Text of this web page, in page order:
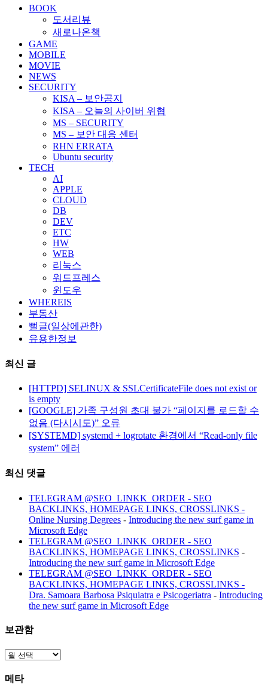
BOOK
도서리뷰
새로나온책
GAME
MOBILE
MOVIE
NEWS
SECURITY
KISA – 보안공지
KISA – 오늘의 사이버 위협
MS – SECURITY
MS – 보안 대응 센터
RHN ERRATA
Ubuntu security
TECH
AI
APPLE
CLOUD
DB
DEV
ETC
HW
WEB
리눅스
워드프레스
윈도우
WHEREIS
부동산
뻘글(일상에관한)
유용한정보
최신 글
[HTTPD] SELINUX & SSLCertificateFile does not exist or
is empty
[GOOGLE] 가족 구성원 초대 불가 “페이지를 로드할 수
없음 (다시시도)” 오류
[SYSTEMD] systemd + logrotate 환경에서 “Read-only file
system” 에러
최신 댓글
TELEGRAM @SEO_LINKK_ORDER - SEO
BACKLINKS, HOMEPAGE LINKS, CROSSLINKS -
Online Nursing Degrees - Introducing the new surf game in
Microsoft Edge
TELEGRAM @SEO_LINKK_ORDER - SEO
BACKLINKS, HOMEPAGE LINKS, CROSSLINKS -
Introducing the new surf game in Microsoft Edge
TELEGRAM @SEO_LINKK_ORDER - SEO
BACKLINKS, HOMEPAGE LINKS, CROSSLINKS -
Dra. Samoara Barbosa Psiquiatra e Psicogeriatra - Introducing
the new surf game in Microsoft Edge
보관함
보
함
메타